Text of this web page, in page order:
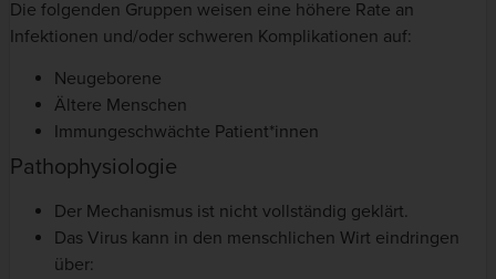
Die folgenden Gruppen weisen eine höhere Rate an
Infektionen und/oder schweren Komplikationen auf:
Neugeborene
Ältere Menschen
Immungeschwächte Patient*innen
Pathophysiologie
Der Mechanismus ist nicht vollständig geklärt.
Das Virus kann in den menschlichen Wirt eindringen
über: